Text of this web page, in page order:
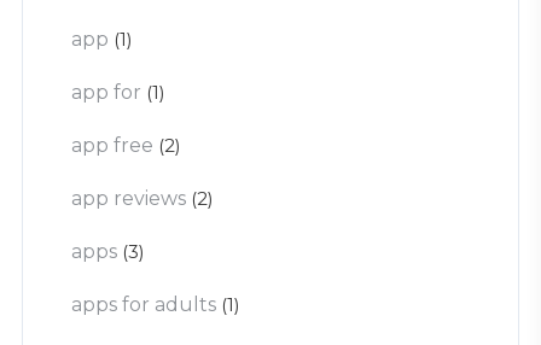
app (1)
app for (1)
app free (2)
app reviews (2)
apps (3)
apps for adults (1)